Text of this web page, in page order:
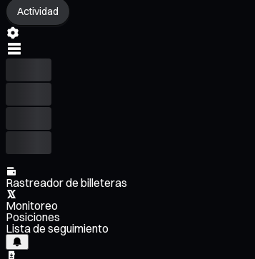
Actividad
Rastreador de billeteras
Monitoreo
Posiciones
Lista de seguimiento